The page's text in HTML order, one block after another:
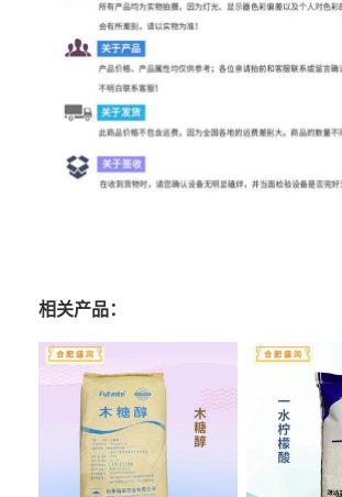
相关产品：